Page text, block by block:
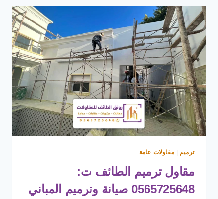
ترميم | مقاولات عامة
مقاول ترميم الطائف ت:
0565725648 صيانة وترميم المباني